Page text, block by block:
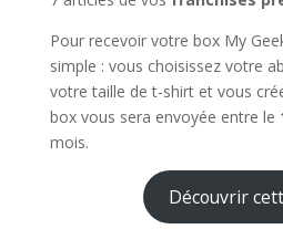
Pour recevoir votre box My
simple : vous choisissez votre
votre taille de t-shirt et vous
box vous sera envoyée entre le
mois.
Découvrir